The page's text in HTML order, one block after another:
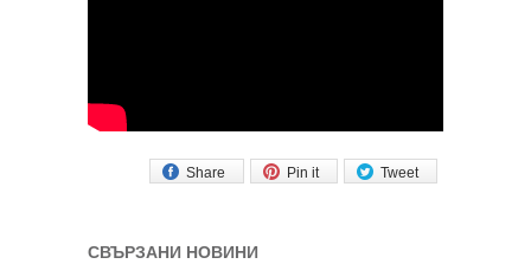
Tweet
Pin it
Share
СВЪРЗАНИ НОВИНИ